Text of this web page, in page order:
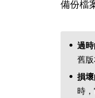
備份檔
過時
舊
損壞
時